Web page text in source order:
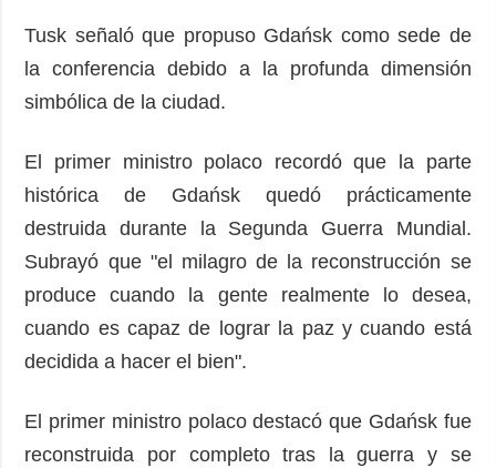
Tusk señaló que propuso Gdańsk como sede de
la conferencia debido a la profunda dimensión
simbólica de la ciudad.
El primer ministro polaco recordó que la parte
histórica de Gdańsk quedó prácticamente
destruida durante la Segunda Guerra Mundial.
Subrayó que "el milagro de la reconstrucción se
produce cuando la gente realmente lo desea,
cuando es capaz de lograr la paz y cuando está
decidida a hacer el bien".
El primer ministro polaco destacó que Gdańsk fue
reconstruida por completo tras la guerra y se